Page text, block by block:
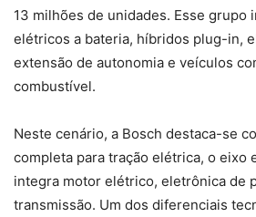
13 milhões de unidades. Esse grupo
elétricos a bateria, híbridos plug-in,
extensão de autonomia e veículos
combustível.
Neste cenário, a Bosch destaca-se
completa para tração elétrica, o eixo
integra motor elétrico, eletrônica de
transmissão. Um dos diferenciais